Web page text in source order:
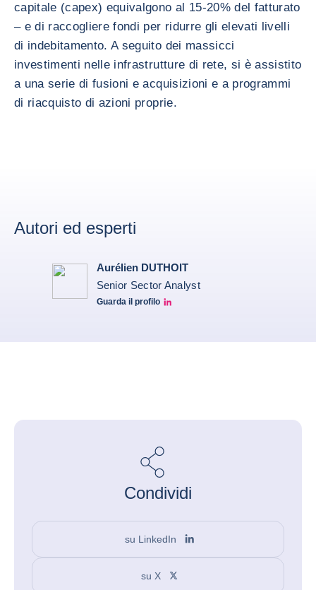
capitale (capex) equivalgono al 15-20% del fatturato
– e di raccogliere fondi per ridurre gli elevati livelli
di indebitamento. A seguito dei massicci
investimenti nelle infrastrutture di rete, si è assistito
a una serie di fusioni e acquisizioni e a programmi
di riacquisto di azioni proprie.
Autori ed esperti
Aurélien DUTHOIT
Senior Sector Analyst
Guarda il profilo
Aurélien Duthoit Linkedin profile
Condividi
su LinkedIn
su X